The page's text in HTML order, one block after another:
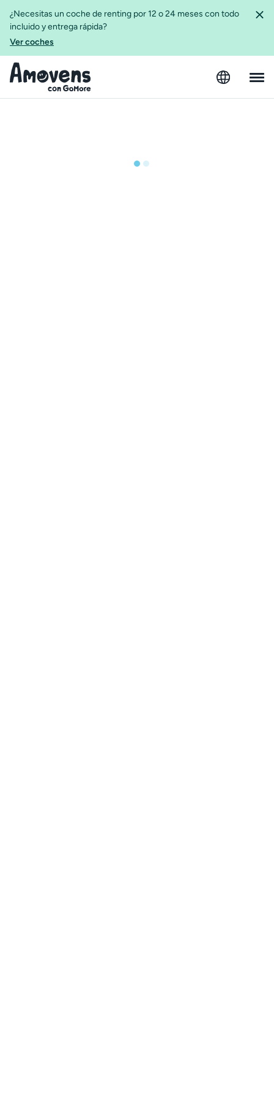
¿Necesitas un coche de renting por 12 o 24 meses con todo
incluido y entrega rápida?
Ver coches